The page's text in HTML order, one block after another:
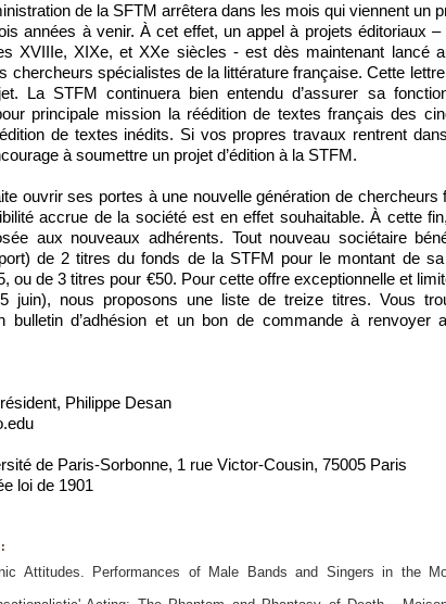
de la SFTM arrêtera dans les mois qui viennent un
années à venir. À cet effet, un appel à projets éditoriaux
XVIIIe, XIXe, et XXe siècles - est dès maintenant lancé
chercheurs spécialistes de la littérature française. Cette
La STFM continuera bien entendu d’assurer sa
principale mission la réédition de textes français des
de textes inédits. Si vos propres travaux rentrent
à soumettre un projet d’édition à la STFM.
ouvrir ses portes à une nouvelle génération de chercheurs
accrue de la société est en effet souhaitable. À cette
aux nouveaux adhérents. Tout nouveau sociétaire
de 2 titres du fonds de la STFM pour le montant de
ou de 3 titres pour €50. Pour cette offre exceptionnelle et
juin), nous proposons une liste de treize titres. Vous
bulletin d’adhésion et un bon de commande à renvoyer
Philippe Desan
de Paris-Sorbonne, 1 rue Victor-Cousin, 75005 Paris
loi de 1901
Attitudes. Performances of Male Bands and Singers in the